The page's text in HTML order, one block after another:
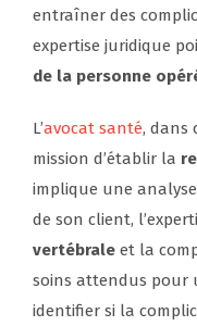
entraîner des
expertise juridique
de la personne
L’avocat santé, dans
mission d’établir la
implique une
de son client,
vertébrale et la
soins attendus pour
identifier si la